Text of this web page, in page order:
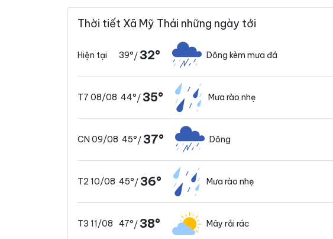
Thời tiết Xã Mỹ Thái những ngày tới
Hiện tại 39°/32° Dông kèm mưa đá
T7 08/08 44°/35° Mưa rào nhẹ
CN 09/08 45°/37° Dông
T2 10/08 45°/36° Mưa rào nhẹ
T3 11/08 47°/38° Mây rải rác